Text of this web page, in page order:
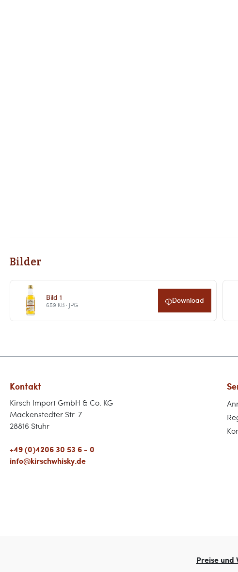
Bilder
Bild 1
659 KB · JPG Download
Kontakt
Kirsch Import GmbH & Co. KG
Mackenstedter Str. 7
28816 Stuhr
+49 (0)4206 30 53 6 - 0
info@kirschwhisky.de
Preise und